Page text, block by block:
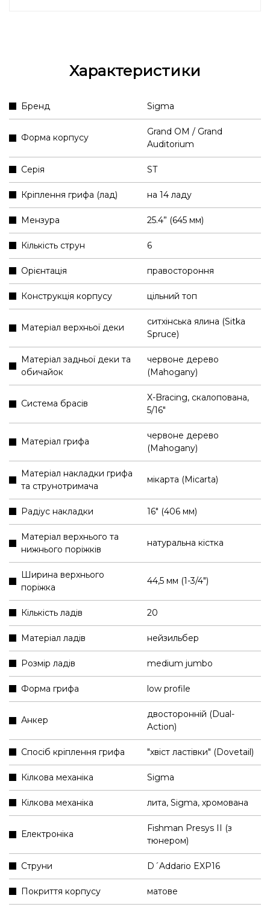
Характеристики
Бренд Sigma
Форма корпусу
Grand OM / Grand
Auditorium
Серія ST
Кріплення грифа (лад) на 14 ладу
Мензура 25.4” (645 мм)
Кількість струн 6
Орієнтація правостороння
Конструкція корпусу цільний топ
Матеріал верхньої деки
ситхінська ялина (Sitka
Spruce)
Матеріал задньої деки та
обичайок
червоне дерево
(Mahogany)
Система брасів
X-Bracing, скалопована,
5/16"
Матеріал грифа
червоне дерево
(Mahogany)
Матеріал накладки грифа
та струнотримача
мікарта (Micarta)
Радіус накладки 16" (406 мм)
Матеріал верхнього та
нижнього поріжків
натуральна кістка
Ширина верхнього
поріжка
44,5 мм (1-3/4″)
Кількість ладів 20
Матеріал ладів нейзильбер
Розмір ладів medium jumbo
Форма грифа low profile
Анкер
двосторонній (Dual-
Action)
Спосіб кріплення грифа "хвіст ластівки" (Dovetail)
Кілкова механіка Sigma
Кілкова механіка лита, Sigma, хромована
Електроніка
Fishman Presys II (з
тюнером)
Струни D´Addario EXP16
Покриття корпусу матове